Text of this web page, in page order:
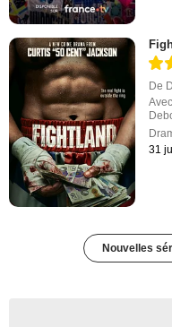
De
Avec
31
Nouvelles